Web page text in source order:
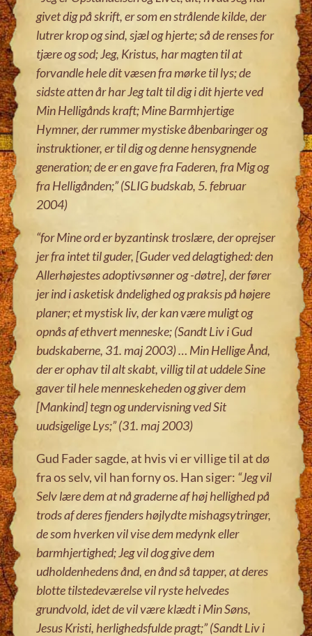
givet dig på skrift, er som en strålende kilde, der
lutrer krop og sind, sjæl og hjerte; så de renses for
tjære og sod; Jeg, Kristus, har magten til at
forvandle hele dit væsen fra mørke til lys; de
sidste atten år har Jeg talt til dig i dit hjerte ved
Min Helligånds kraft; Mine Barmhjertige
Hymner, der rummer mystiske åbenbaringer og
instruktioner, er til dig og denne hensygnende
generation; de er en gave fra Faderen, fra Mig og
fra Helligånden;” (SLIG budskab, 5. februar
2004)
“for Mine ord er byzantinsk troslære, der oprejser
jer fra intet til guder, [Guder ved delagtighed: den
Allerhøjestes adoptivsønner og -døtre], der fører
jer ind i asketisk åndelighed og praksis på højere
planer; et mystisk liv, der kan være muligt og
opnås af ethvert menneske; (Sandt Liv i Gud
budskaberne, 31. maj 2003) … Min Hellige Ånd,
der er ophav til alt skabt, villig til at uddele Sine
gaver til hele menneskeheden og giver dem
[Mankind] tegn og undervisning ved Sit
uudsigelige Lys;” (31. maj 2003)
Gud Fader sagde, at hvis vi er villige til at dø
fra os selv, vil han forny os. Han siger: “Jeg vil
Selv lære dem at nå graderne af høj hellighed på
trods af deres fjenders højlydte mishagsytringer,
de som hverken vil vise dem medynk eller
barmhjertighed; Jeg vil dog give dem
udholdenhedens ånd, en ånd så tapper, at deres
blotte tilstedeværelse vil ryste helvedes
grundvold, idet de vil være klædt i Min Søns,
Jesus Kristi, herlighedsfulde pragt;” (Sandt Liv i